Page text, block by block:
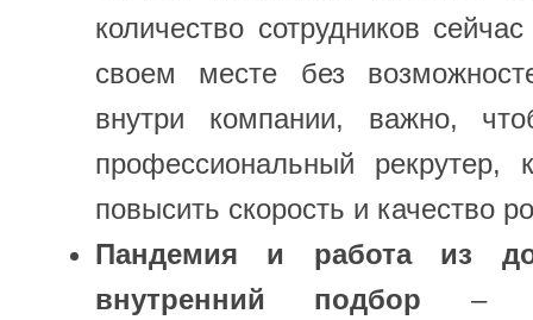
количество сотрудников
своем месте без
внутри компании, важно,
профессиональный рекрутер,
повысить скорость и качество
Пандемия и работа из
внутренний подбор –